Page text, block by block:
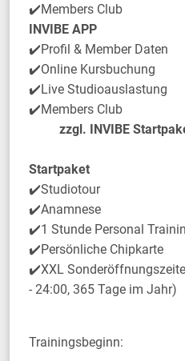
✔️Members Club
INVIBE APP
✔️Profil & Member Daten
✔️Online Kursbuchung
✔️Live Studioauslastung
✔️Members Club
zzgl. INVIBE
Startpaket
✔️Studiotour
✔️Anamnese
✔️1 Stunde Personal
✔️Persönliche Chipkarte
✔️XXL
- 24:00, 365 Tage im Jahr)
Trainingsbeginn: